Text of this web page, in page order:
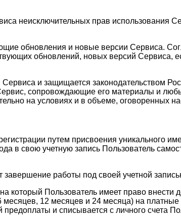
неисключительных прав использования
обновления и новые версии Сервиса.
обновлений, новых версий Сервиса,
и защищается законодательством
сопровождающие его материалы и
на условиях и в объеме, оговоренных
путем присвоения уникального
в свою учетную запись Пользователь
работы под своей учетной
который Пользователь имеет право
12 месяцев и 24 месяца) на
и списывается с личного счета